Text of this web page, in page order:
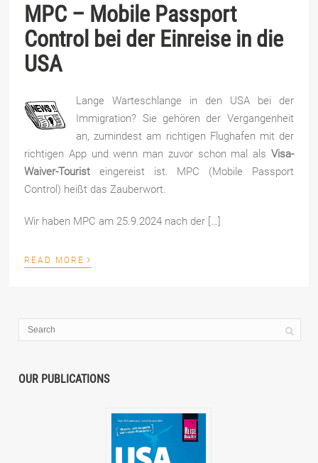
MPC – Mobile Passport
Control bei der Einreise in die
USA
Lange Warteschlange in den USA bei der
Immigration? Sie gehören der Vergangenheit
an, zumindest am richtigen Flughafen mit der
richtigen App und wenn man zuvor schon mal als Visa-
Waiver-Tourist eingereist ist. MPC (Mobile Passport
Control) heißt das Zauberwort.
Wir haben MPC am 25.9.2024 nach der […]
READ MORE ›
OUR PUBLICATIONS